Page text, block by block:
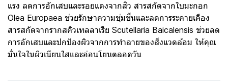
แรง ลดการอักเสบและรอยแดงจากสิว สารสกัดจากใบมะกอก
Olea Europaea ช่วยรักษาความชุ่มชื้นและลดการระคายเคือง
สารสกัดจากรากสคิวเทลลาเรีย Scutellaria Baicalensis ช่วยลด
การอักเสบและปกป้องผิวจากการทำลายของสิ่งแวดล้อม ให้คุณ
มั่นใจในผิวเนียนใสและอ่อนโยนตลอดวัน